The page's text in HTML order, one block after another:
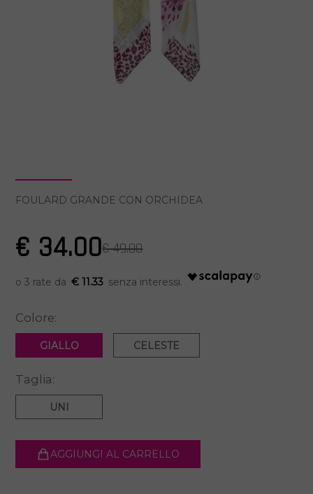
FOULARD GRANDE CON ORCHIDEA
€ 34.00€ 49.00
€ 11.33
Colore:
GIALLO CELESTE
Taglia:
UNI
AGGIUNGI AL CARRELLO